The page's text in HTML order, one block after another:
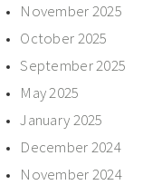
November 2025
October 2025
September 2025
May 2025
January 2025
December 2024
November 2024